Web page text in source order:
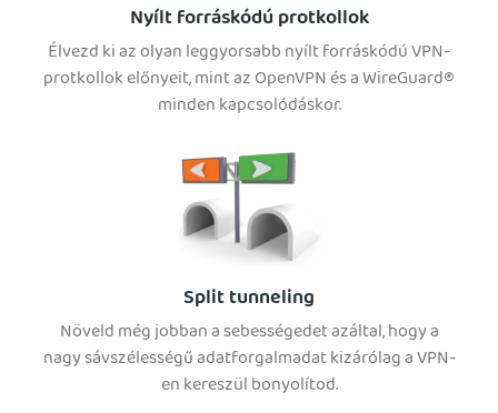
Nyílt forráskódú protkollok
Élvezd ki az olyan leggyorsabb nyílt forráskódú VPN-
protkollok előnyeit, mint az OpenVPN és a WireGuard®
minden kapcsolódáskor.
Split tunneling
Növeld még jobban a sebességedet azáltal, hogy a
nagy sávszélességű adatforgalmadat kizárólag a VPN-
en kereszül bonyolítod.